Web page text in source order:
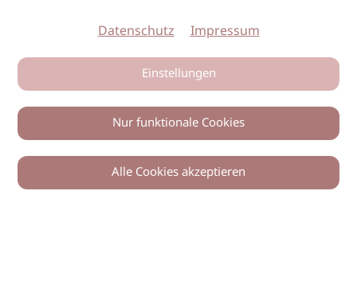
Datenschutz Impressum
Einstellungen
Nur funktionale Cookies
Alle Cookies akzeptieren